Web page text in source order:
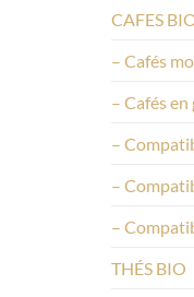
CAFES
– Cafés
– Cafés en
–
–
–
THÉS BIO